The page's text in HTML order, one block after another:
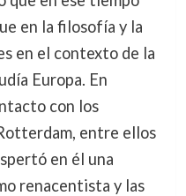
en la filosofía y la
en el contexto de la
Europa. En
con los
entre ellos
en él una
renacentista y las